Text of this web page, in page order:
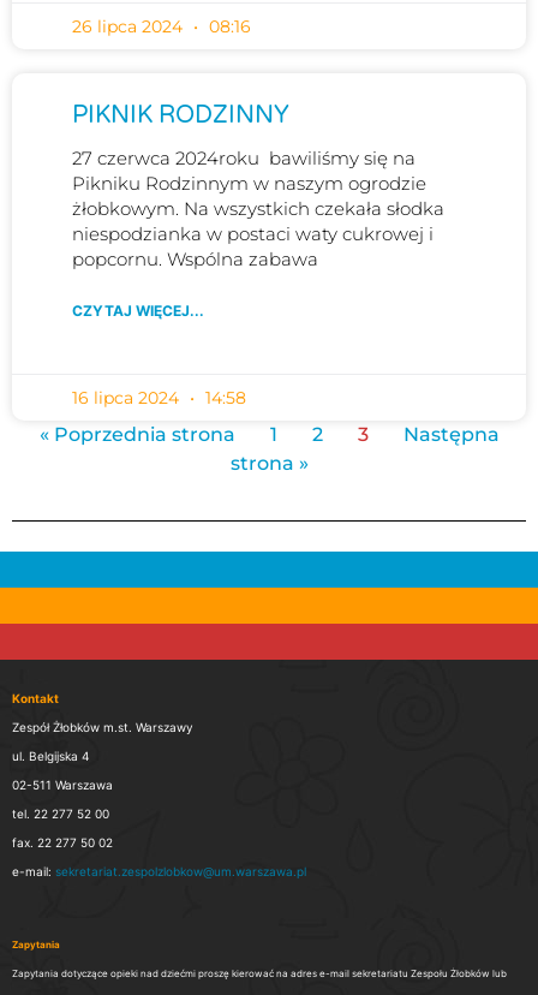
26 lipca 2024 08:16
PIKNIK RODZINNY
27 czerwca 2024roku bawiliśmy się na
Pikniku Rodzinnym w naszym ogrodzie
żłobkowym. Na wszystkich czekała słodka
niespodzianka w postaci waty cukrowej i
popcornu. Wspólna zabawa
CZYTAJ WIĘCEJ...
16 lipca 2024 14:58
« Poprzednia strona 1 2 3
Następna
strona »
Kontakt
Zespół Żłobków m.st. Warszawy
ul. Belgijska 4
02-511 Warszawa
tel. 22 277 52 00
fax. 22 277 50 02
e-mail: sekretariat.zespolzlobkow@um.warszawa.pl
Zapytania
Zapytania dotyczące opieki nad dziećmi proszę kierować na adres e-mail sekretariatu Zespołu Żłobków lub